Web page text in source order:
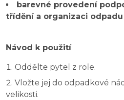
barevné provedení
třídění a organizaci odpadu
Návod k použití
Oddělte pytel z role.
Vložte jej do odpadkové
velikosti.